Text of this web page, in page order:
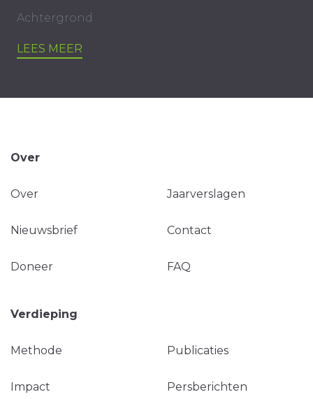
Achtergrond
LEES MEER
Over
Over Jaarverslagen
Nieuwsbrief Contact
Doneer FAQ
Verdieping
Methode Publicaties
Impact Persberichten